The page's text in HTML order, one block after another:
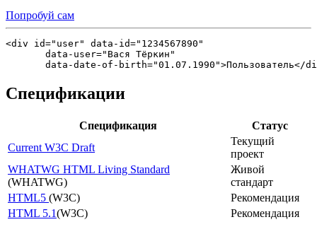
Попробуй сам
<div id="user" data-id="1234567890"
       data-user="Вася Тёркин"
Спецификации
Спецификация
Статус
Current W3C Draft
Текущий
проект
WHATWG HTML Living Standard
(WHATWG)
Живой
стандарт
HTML5 (W3C)
Рекомендация
HTML 5.1(W3C) Рекомендация